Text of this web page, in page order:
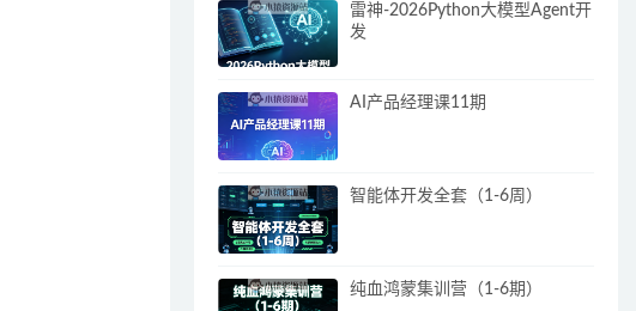
雷神-2026Python大模型Agent开
发
AI产品经理课11期
智能体开发全套（1-6周）
纯血鸿蒙集训营（1-6期）